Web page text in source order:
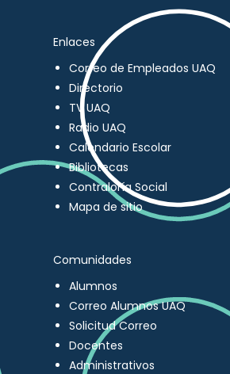
Enlaces
Correo de Empleados UAQ
Directorio
TV UAQ
Radio UAQ
Calendario Escolar
Bibliotecas
Contraloría Social
Mapa de sitio
Comunidades
Alumnos
Correo Alumnos UAQ
Solicitud Correo
Docentes
Administrativos